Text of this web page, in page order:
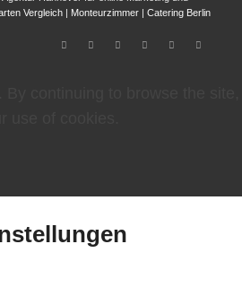
Vergleich| Monteurzimmer| Catering Berlin